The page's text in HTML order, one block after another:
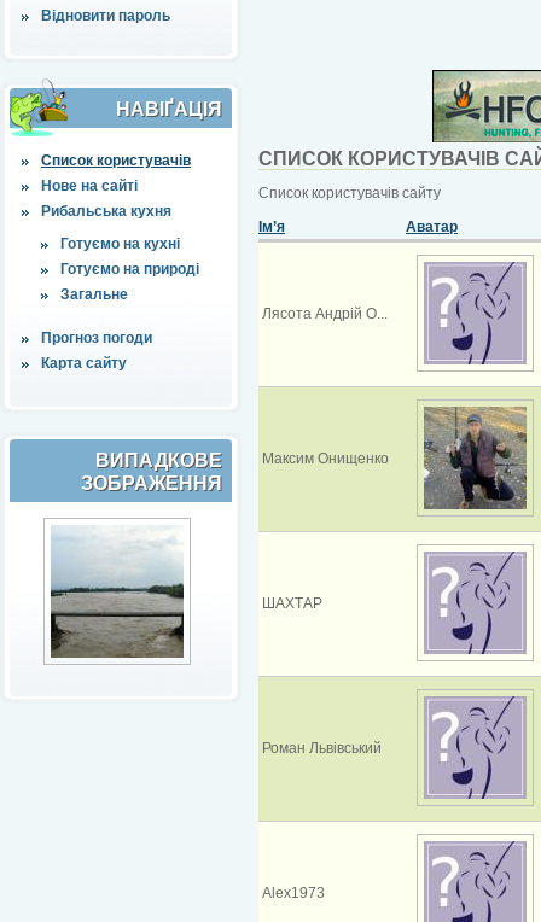
Відновити пароль
НАВІҐАЦІЯ
Список користувачів
Нове на сайті
Рибальська кухня
Готуємо на кухні
Готуємо на природі
Загальне
Прогноз погоди
Карта сайту
ВИПАДКОВЕ
ЗОБРАЖЕННЯ
СПИСОК КОРИСТУВАЧІВ
Список користувачів сайту
Ім’я
Аватар
Лясота Андрій О...
Максим Онищенко
ШАХТАР
Роман Львівський
Alex1973